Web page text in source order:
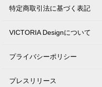
特定商取引法に基づく表記
VICTORIA Designについて
プライバシーポリシー
プレスリリース